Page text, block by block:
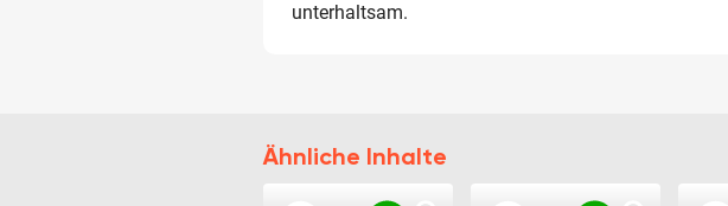
unterhaltsam.
Ähnliche Inhalte